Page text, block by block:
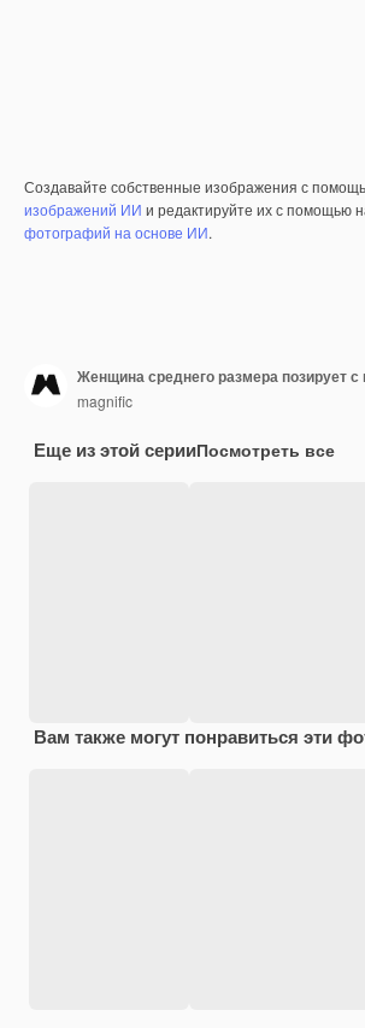
Создавайте собственные изображения с
изображений ИИ и редактируйте их с помощью
фотографий на основе ИИ.
Женщина среднего размера позирует с
magnific
Еще из этой серииПосмотреть все
Вам также могут понравиться эти